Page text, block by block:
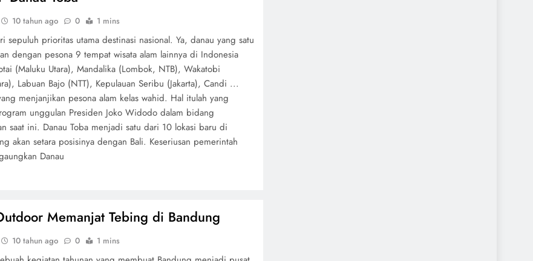
10 tahun ago 0 1 mins
sepuluh prioritas utama destinasi nasional. Ya, danau yang satu
dengan pesona 9 tempat wisata alam lainnya di Indonesia
(Maluku Utara), Mandalika (Lombok, NTB), Wakatobi
Labuan Bajo (NTT), Kepulauan Seribu (Jakarta), Candi ...
menjanjikan pesona alam kelas wahid. Hal itulah yang
unggulan Presiden Joko Widodo dalam bidang
saat ini. Danau Toba menjadi satu dari 10 lokasi baru di
akan setara posisinya dengan Bali. Keseriusan pemerintah
Danau
Memanjat Tebing di Bandung
10 tahun ago 0 1 mins